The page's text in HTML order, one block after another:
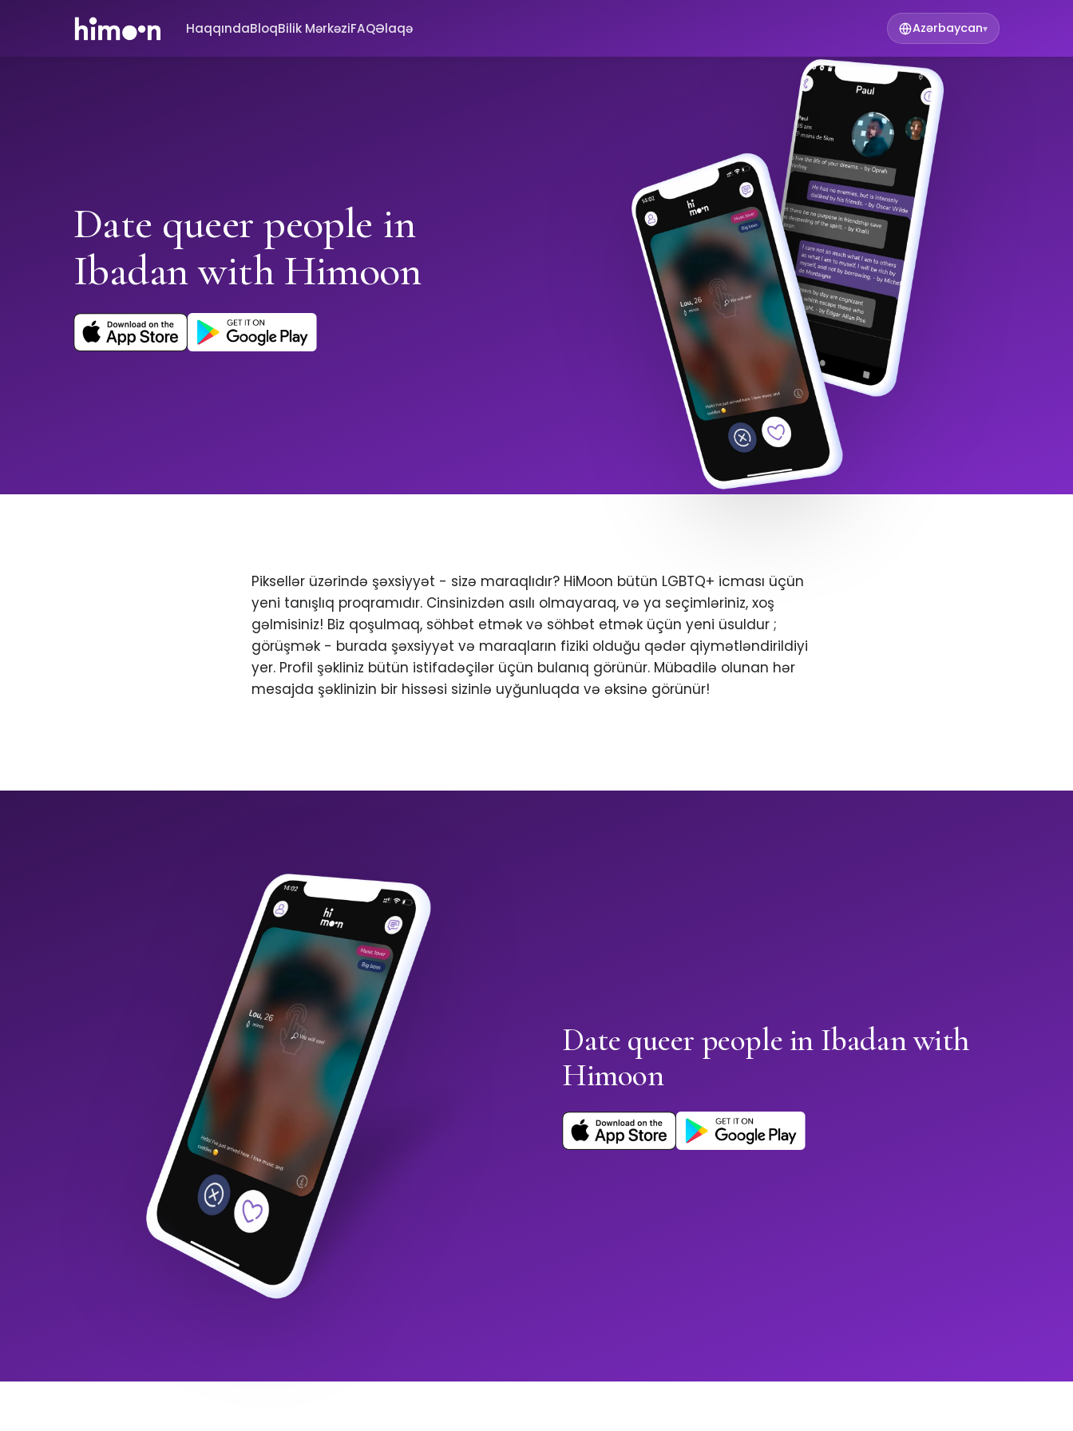
HaqqındaBloqBilik MərkəziFAQƏlaqə Azərbaycan▾
Date queer people in
Ibadan with Himoon
Piksellər üzərində şəxsiyyət - sizə maraqlıdır? HiMoon bütün LGBTQ+ icması üçün
yeni tanışlıq proqramıdır. Cinsinizdən asılı olmayaraq, və ya seçimləriniz, xoş
gəlmisiniz! Biz qoşulmaq, söhbət etmək və söhbət etmək üçün yeni üsuldur ;
görüşmək - burada şəxsiyyət və maraqların fiziki olduğu qədər qiymətləndirildiyi
yer. Profil şəkliniz bütün istifadəçilər üçün bulanıq görünür. Mübadilə olunan hər
mesajda şəklinizin bir hissəsi sizinlə uyğunluqda və əksinə görünür!
Date queer people in Ibadan with
Himoon